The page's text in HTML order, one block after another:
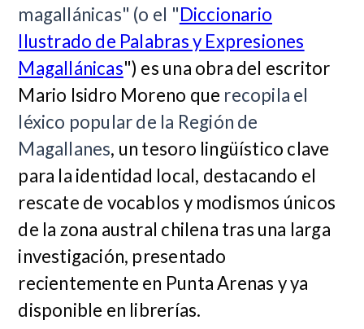
magallánicas" (o el "Diccionario
Ilustrado de Palabras y Expresiones
Magallánicas") es una obra del escritor
Mario Isidro Moreno que recopila el
léxico popular de la Región de
Magallanes, un tesoro lingüístico clave
para la identidad local, destacando el
rescate de vocablos y modismos únicos
de la zona austral chilena tras una larga
investigación, presentado
recientemente en Punta Arenas y ya
disponible en librerías.